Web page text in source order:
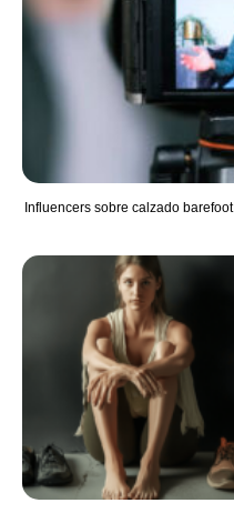
Influencers sobre calzado barefoot